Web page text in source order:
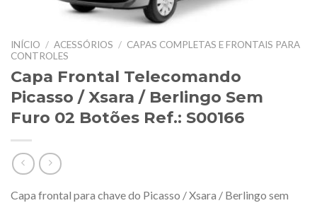
INÍCIO / ACESSÓRIOS / CAPAS COMPLETAS E FRONTAIS PARA
CONTROLES
Capa Frontal Telecomando
Picasso / Xsara / Berlingo Sem
Furo 02 Botões Ref.: S00166
Capa frontal para chave do Picasso / Xsara / Berlingo sem